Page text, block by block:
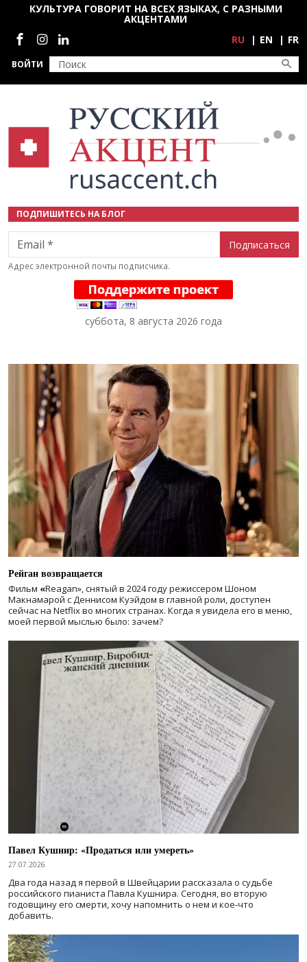
Перейти к основному содержанию
ВОЙТИ
КУЛЬТУРА ГОВОРИТ НА ВСЕХ ЯЗЫКАХ, С РАЗНЫМИ
АКЦЕНТАМИ
Социальные сети
RU EN FR
ПОДПИШИТЕСЬ НА БЛОГ
Email
Адрес электронной почты подписчика.
суббота, 8 августа 2026 года
Рейган возвращается
Фильм «Reagan», снятый в 2024 годурежиссером Шоном
Макнамарой с Деннисом Куэйдом в главной роли, доступен
сейчас на Netflix во многих странах. Когда я увидела его в меню,
моей первой мыслью было: зачем?
Павел Кушнир: «Продаться или умереть»
27.07.2026
Два года назад я первой в Швейцарии рассказала о судьбе
российского пианиста Павла Кушнира. Сегодня, во вторую
годовщину его смерти, хочу напомнить о нем и кое-что
добавить.